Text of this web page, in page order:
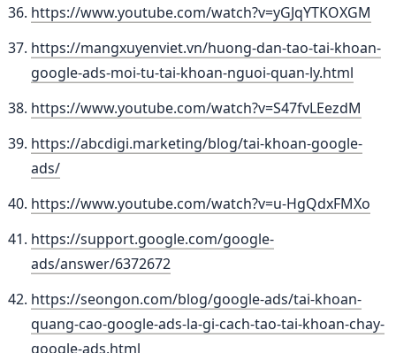
https://www.youtube.com/watch?v=yGJqYTKOXGM
https://mangxuyenviet.vn/huong-dan-tao-tai-khoan-
google-ads-moi-tu-tai-khoan-nguoi-quan-ly.html
https://www.youtube.com/watch?v=S47fvLEezdM
https://abcdigi.marketing/blog/tai-khoan-google-
ads/
https://www.youtube.com/watch?v=u-HgQdxFMXo
https://support.google.com/google-
ads/answer/6372672
https://seongon.com/blog/google-ads/tai-khoan-
quang-cao-google-ads-la-gi-cach-tao-tai-khoan-chay-
google-ads.html